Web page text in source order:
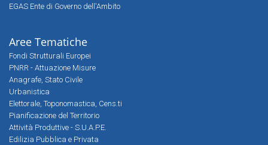
EGAS Ente di Governo dell'Ambito
Aree Tematiche
Fondi Strutturali Europei
PNRR - Attuazione Misure
Anagrafe, Stato Civile
Urbanistica
Elettorale, Toponomastica, Cens.ti
Pianificazione del Territorio
Attività Produttive - S.U.A.P.E.
Edilizia Pubblica e Privata